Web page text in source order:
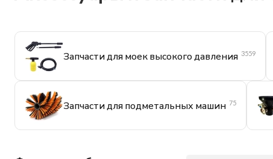
Запчасти для моек высокого давления 3559
Запчасти для подметальных машин 75